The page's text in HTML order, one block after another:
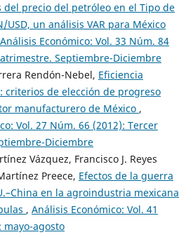
del precio del petróleo en el Tipo de
USD, un análisis VAR para México
Análisis Económico: Vol. 33 Núm. 84
Septiembre-Diciembre
Rendón-Nebel, Eficiencia
criterios de elección de progreso
manufacturero de México ,
Vol. 27 Núm. 66 (2012): Tercer
Diciembre
Vázquez, Francisco J. Reyes
Preece, Efectos de la guerra
en la agroindustria mexicana
, Análisis Económico: Vol. 41
mayo-agosto